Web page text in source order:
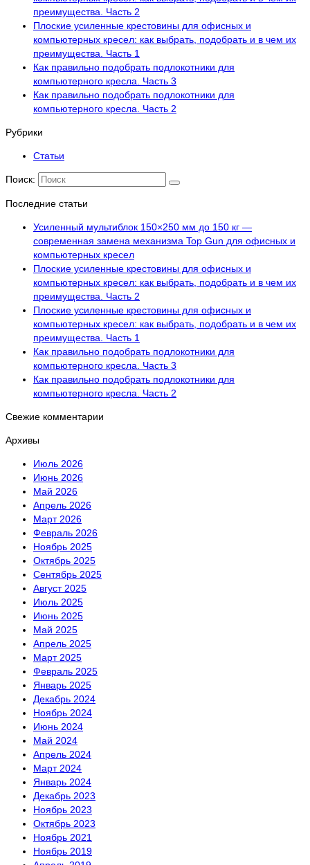
преимущества. Часть 2
Плоские усиленные крестовины для офисных и
компьютерных кресел: как выбрать, подобрать и в чем их
преимущества. Часть 1
Как правильно подобрать подлокотники для
компьютерного кресла. Часть 3
Как правильно подобрать подлокотники для
компьютерного кресла. Часть 2
Рубрики
Статьи
Поиск:
Последние статьи
Усиленный мультиблок 150×250 мм до 150 кг —
современная замена механизма Top Gun для офисных и
компьютерных кресел
Плоские усиленные крестовины для офисных и
компьютерных кресел: как выбрать, подобрать и в чем их
преимущества. Часть 2
Плоские усиленные крестовины для офисных и
компьютерных кресел: как выбрать, подобрать и в чем их
преимущества. Часть 1
Как правильно подобрать подлокотники для
компьютерного кресла. Часть 3
Как правильно подобрать подлокотники для
компьютерного кресла. Часть 2
Свежие комментарии
Архивы
Июль 2026
Июнь 2026
Май 2026
Апрель 2026
Март 2026
Февраль 2026
Ноябрь 2025
Октябрь 2025
Сентябрь 2025
Август 2025
Июль 2025
Июнь 2025
Май 2025
Апрель 2025
Март 2025
Февраль 2025
Январь 2025
Декабрь 2024
Ноябрь 2024
Июнь 2024
Май 2024
Апрель 2024
Март 2024
Январь 2024
Декабрь 2023
Ноябрь 2023
Октябрь 2023
Ноябрь 2021
Ноябрь 2019